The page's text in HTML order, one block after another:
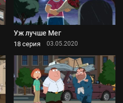
Уж лучше Мег
18 серия 03.05.2020